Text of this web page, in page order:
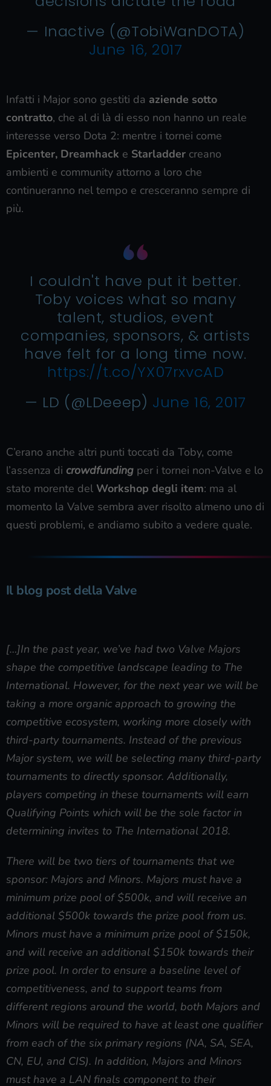
decisions dictate the road
— Inactive (@TobiWanDOTA)
June 16, 2017
Infatti i Major sono gestiti da aziende sotto
contratto, che al di là di esso non hanno un reale
interesse verso Dota 2: mentre i tornei come
Epicenter, Dreamhack e Starladder creano
ambienti e community attorno a loro che
continueranno nel tempo e cresceranno sempre di
più.
I couldn't have put it better.
Toby voices what so many
talent, studios, event
companies, sponsors, & artists
have felt for a long time now.
https://t.co/YX07rxvcAD
— LD (@LDeeep) June 16, 2017
C’erano anche altri punti toccati da Toby, come
l’assenza di crowdfunding
per i tornei non-Valve e lo
stato morente del
Workshop degli item
momento la Valve sembra aver risolto almeno uno di
Il blog post della Valve
[…]In the past year, we’ve had two Valve Majors
shape the competitive landscape leading to The
International. However, for the next year we will be
taking a more organic approach to growing the
competitive ecosystem, working more closely with
third-party tournaments. Instead of the previous
Major system, we will be selecting many third-party
tournaments to directly sponsor. Additionally,
players competing in these tournaments will earn
Qualifying Points which will be the sole factor in
There will be two tiers of tournaments that we
sponsor: Majors and Minors. Majors must have a
minimum prize pool of $500k, and will receive an
additional $500k towards the prize pool from us.
Minors must have a minimum prize pool of $150k,
and will receive an additional $150k towards their
prize pool. In order to ensure a baseline level of
competitiveness, and to support teams from
different regions around the world, both Majors and
Minors will be required to have at least one qualifier
from each of the six primary regions (NA, SA, SEA,
CN, EU, and CIS). In addition, Majors and Minors